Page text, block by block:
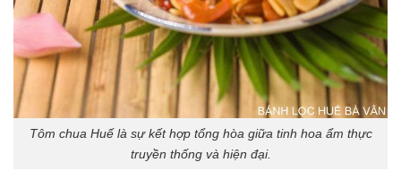
Tôm chua Huế là sự kết hợp tổng hòa giữa tinh hoa ẩm thực
truyền thống và hiện đại.